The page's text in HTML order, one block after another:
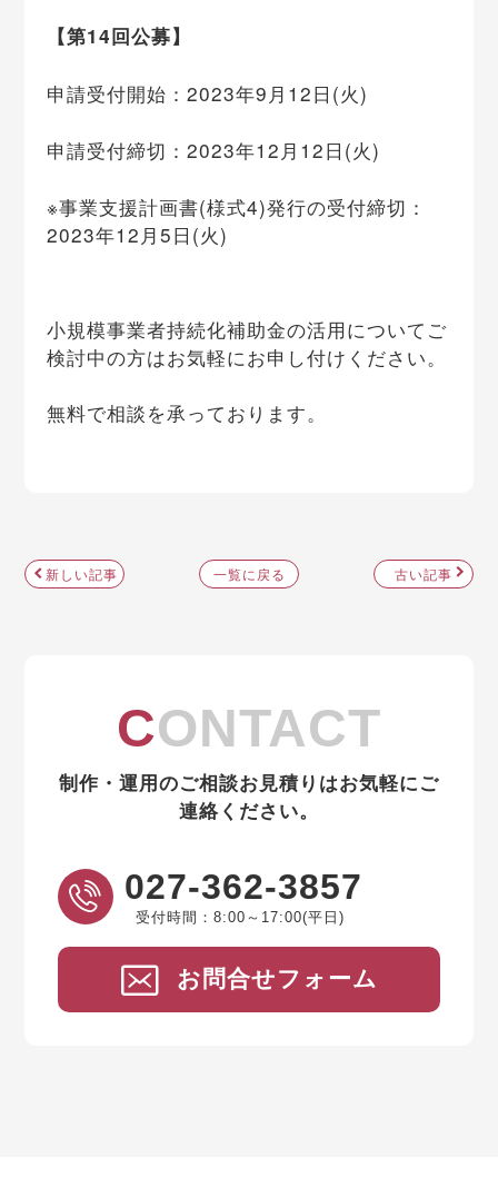
【第14回公募】
申請受付開始：2023年9月12日(火)
申請受付締切：2023年12月12日(火)
※事業支援計画書(様式4)発行の受付締切：
2023年12月5日(火)
小規模事業者持続化補助金の活用についてご
検討中の方はお気軽にお申し付けください。
無料で相談を承っております。
新しい記事 一覧に戻る 古い記事
CONTACT
制作・運用のご相談お見積りはお気軽にご
連絡ください。
027-362-3857
受付時間：8:00～17:00(平日)
お問合せフォーム